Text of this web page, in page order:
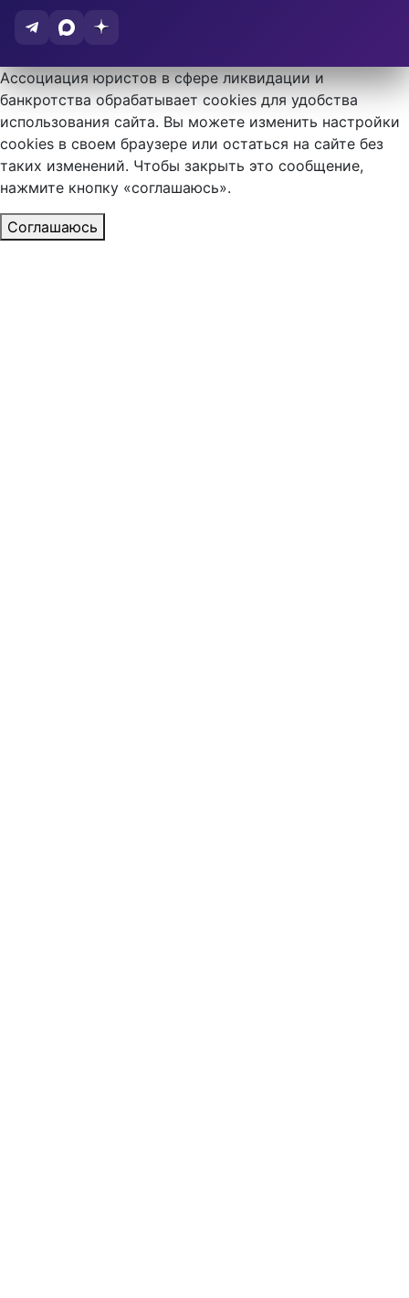
Ассоциация юристов в сфере ликвидации и
банкротства обрабатывает cookies для удобства
использования сайта. Вы можете изменить настройки
cookies в своем браузере или остаться на сайте без
таких изменений. Чтобы закрыть это сообщение,
нажмите кнопку «соглашаюсь».
Соглашаюсь